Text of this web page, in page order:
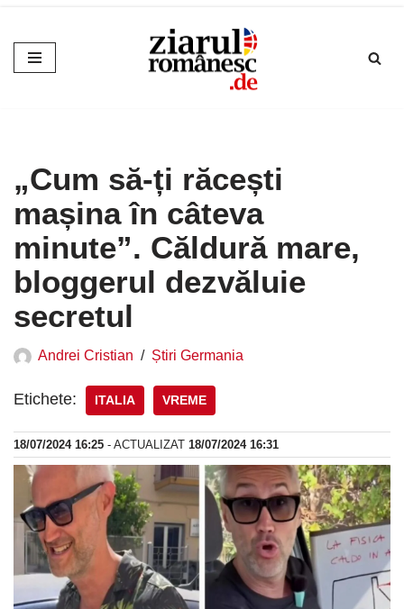
Sari
la
„Cum să-ți răcești
mașina în câteva
minute”. Căldură mare,
bloggerul dezvăluie
secretul
Andrei Cristian Știri Germania
Etichete: ITALIA VREME
18/07/2024 16:25 - ACTUALIZAT 18/07/2024 16:31